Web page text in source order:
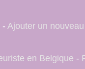
- Ajouter un nouveau
en Belgique -